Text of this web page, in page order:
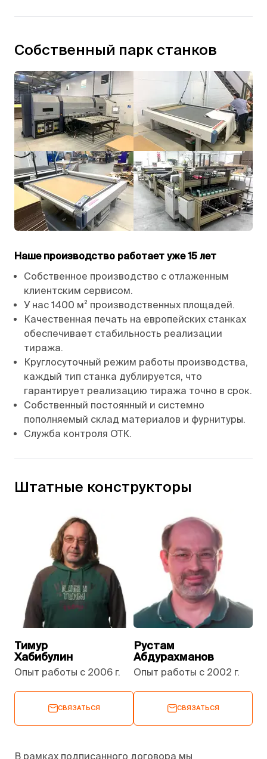
Собственный парк станков
Наше производство работает уже 15 лет
Собственное производство с отлаженным
клиентским сервисом.
У нас 1400 м² производственных площадей.
Качественная печать на европейских станках
обеспечивает стабильность реализации
тиража.
Круглосуточный режим работы производства,
каждый тип станка дублируется, что
гарантирует реализацию тиража точно в срок.
Собственный постоянный и системно
пополняемый склад материалов и фурнитуры.
Служба контроля ОТК.
Штатные конструкторы
Тимур
Хабибулин
Опыт работы с 2006 г.
СВЯЗАТЬСЯ
Рустам
Абдурахманов
Опыт работы с 2002 г.
СВЯЗАТЬСЯ
В рамках подписанного договора мы